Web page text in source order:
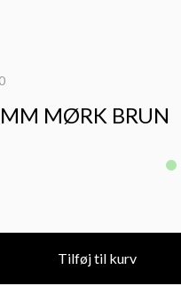
MØRK BRUN
Tilføj til kurv